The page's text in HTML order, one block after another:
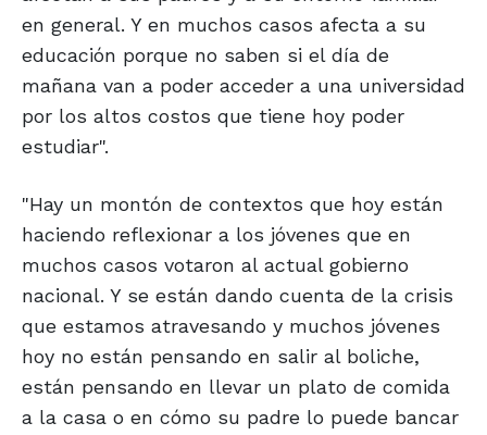
en general. Y en muchos casos afecta a su
educación porque no saben si el día de
mañana van a poder acceder a una universidad
por los altos costos que tiene hoy poder
estudiar".
"Hay un montón de contextos que hoy están
haciendo reflexionar a los jóvenes que en
muchos casos votaron al actual gobierno
nacional. Y se están dando cuenta de la crisis
que estamos atravesando y muchos jóvenes
hoy no están pensando en salir al boliche,
están pensando en llevar un plato de comida
a la casa o en cómo su padre lo puede bancar